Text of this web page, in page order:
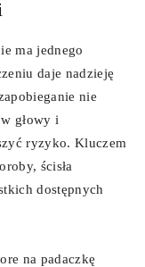
ma jednego
daje nadzieję
nie
głowy i
ryzyko. Kluczem
ścisła
dostępnych
na padaczkę